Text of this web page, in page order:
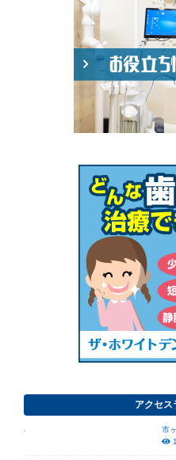
アクセス
市